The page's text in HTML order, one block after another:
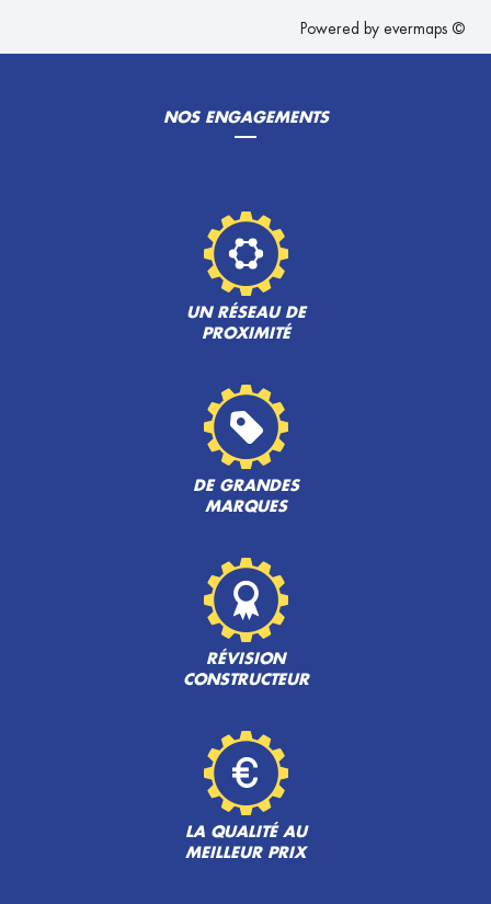
Powered by evermaps ©
NOS ENGAGEMENTS
UN RÉSEAU DE
PROXIMITÉ
DE GRANDES
MARQUES
RÉVISION
CONSTRUCTEUR
LA QUALITÉ AU
MEILLEUR PRIX